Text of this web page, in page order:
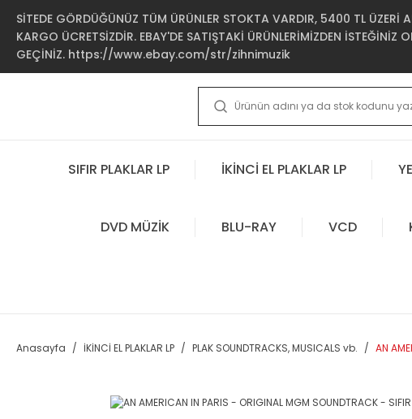
SİTEDE GÖRDÜĞÜNÜZ TÜM ÜRÜNLER STOKTA VARDIR, 5400 TL ÜZERİ
KARGO ÜCRETSİZDİR. EBAY'DE SATIŞTAKİ ÜRÜNLERİMİZDEN İSTEĞİNİZ
GEÇİNİZ. https://www.ebay.com/str/zihnimuzik
SIFIR PLAKLAR LP İKİNCİ EL PLAKLAR LP
DVD MÜZİK BLU-RAY VCD
Anasayfa İKİNCİ EL PLAKLAR LP PLAK SOUNDTRACKS, MUSICALS vb. AN